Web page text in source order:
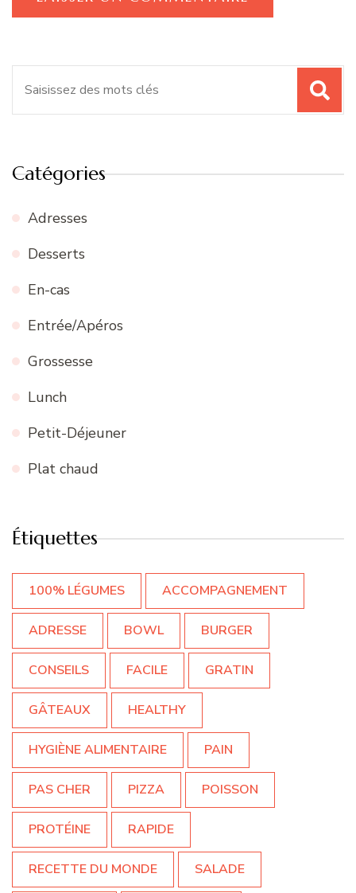
Catégories
Adresses
Desserts
En-cas
Entrée/Apéros
Grossesse
Lunch
Petit-Déjeuner
Plat chaud
Étiquettes
100% LÉGUMES ACCOMPAGNEMENT
ADRESSE BOWL BURGER
CONSEILS FACILE GRATIN
GÂTEAUX HEALTHY
HYGIÈNE ALIMENTAIRE PAIN
PAS CHER PIZZA POISSON
PROTÉINE RAPIDE
RECETTE DU MONDE SALADE